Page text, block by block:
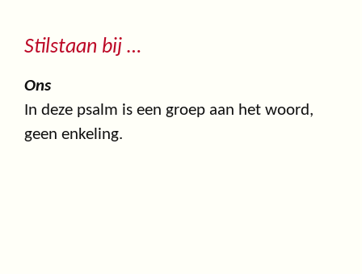
Stilstaan bij …
Ons
In deze psalm is een groep aan het woord,
geen enkeling.